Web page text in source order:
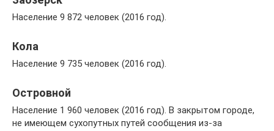
Население 9 872 человек (2016 год).
Кола
Население 9 735 человек (2016 год).
Островной
Население 1 960 человек (2016 год). В закрытом городе,
не имеющем сухопутных путей сообщения из-за